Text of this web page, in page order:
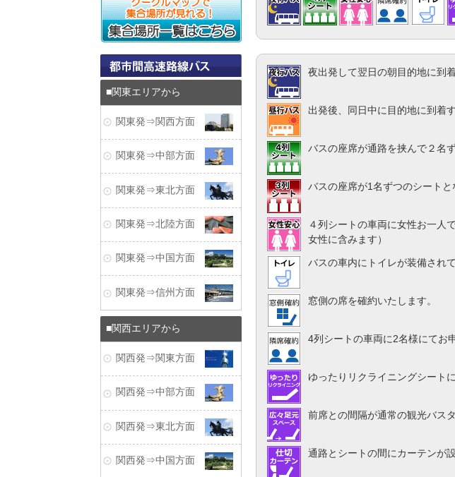
夜出発して翌日の朝目的地に到
出発後、同日中に目的地に到着
バスの座席が通路を挟んで２名
バスの座席が1名ずつのシートと
４列シートの車両に女性お一人
女性に含みます）
バスの車内にトイレが装備されて
窓側の席を確約いたします。
4列シートの車両に2名様にてお
ゆったりリクライニングシート
前席との間隔が通常の観光バス
通路とシートの間にカーテンが
関東エリアから
関東発⇒関西方面
関東発⇒中部方面
関東発⇒東北方面
関東発⇒北陸方面
関東発⇒中国方面
関東発⇒信州方面
関西エリアから
関西発⇒関東方面
関西発⇒中部方面
関西発⇒東北方面
関西発⇒中国方面